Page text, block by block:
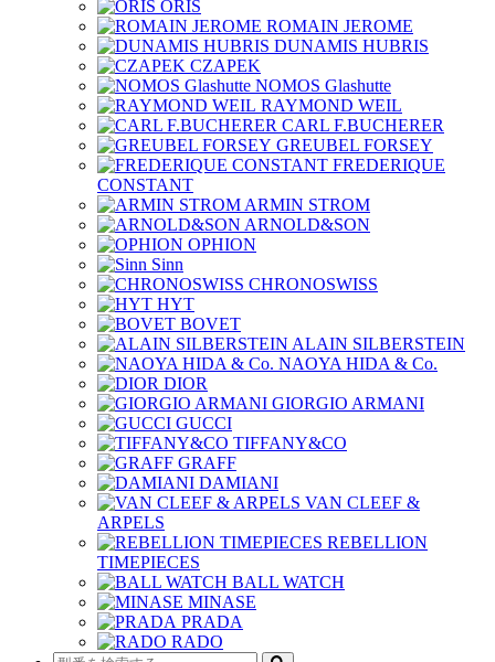
ORIS
ROMAIN JEROME
DUNAMIS HUBRIS
CZAPEK
NOMOS Glashutte
RAYMOND WEIL
CARL F.BUCHERER
GREUBEL FORSEY
FREDERIQUE
CONSTANT
ARMIN STROM
ARNOLD&SON
OPHION
Sinn
CHRONOSWISS
HYT
BOVET
ALAIN SILBERSTEIN
NAOYA HIDA & Co.
DIOR
GIORGIO ARMANI
GUCCI
TIFFANY&CO
GRAFF
DAMIANI
VAN CLEEF &
ARPELS
REBELLION
TIMEPIECES
BALL WATCH
MINASE
PRADA
RADO